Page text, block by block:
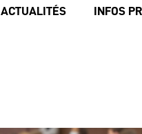
ACTUALITÉS INFOS